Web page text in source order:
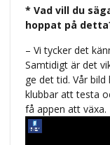
* Vad vill du
hoppat på
– Vi tycker det
Samtidigt är det
ge det tid. Vår
klubbar att testa
få appen att växa.
Videospelare